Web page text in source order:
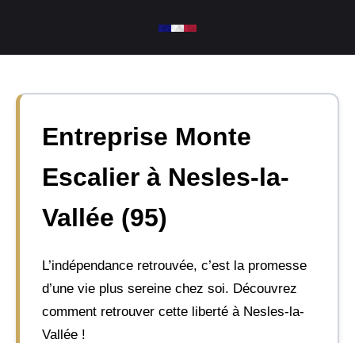
contenu
Entreprise Monte
Escalier à Nesles-la-
Vallée (95)
L’indépendance retrouvée, c’est la promesse
d’une vie plus sereine chez soi. Découvrez
comment retrouver cette liberté à Nesles-la-
Vallée !